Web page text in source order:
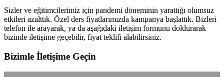
Sizler ve eğitimcilerimiz için pandemi döneminin yarattığı olumsuz
etkileri azalttık. Özel ders fiyatlarımızda kampanya başlattık. Bizleri
telefon ile arayarak, ya da aşağıdaki iletişim formunu doldurarak
bizimle iletişime geçebilir, fiyat teklifi alabilirsiniz.
Bizimle İletişime Geçin